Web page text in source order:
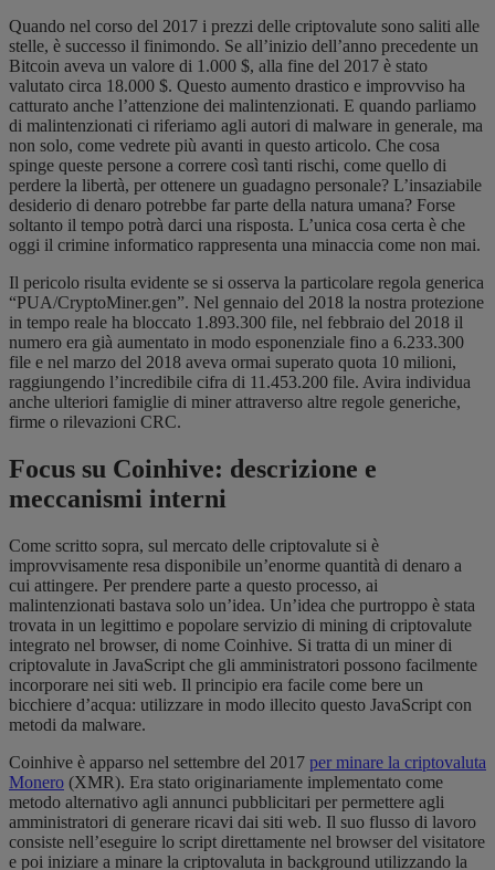
Quando nel corso del 2017 i prezzi delle criptovalute sono saliti alle
stelle, è successo il finimondo. Se all’inizio dell’anno precedente un
Bitcoin aveva un valore di 1.000 $, alla fine del 2017 è stato
valutato circa 18.000 $. Questo aumento drastico e improvviso ha
catturato anche l’attenzione dei malintenzionati. E quando parliamo
di malintenzionati ci riferiamo agli autori di malware in generale, ma
non solo, come vedrete più avanti in questo articolo. Che cosa
spinge queste persone a correre così tanti rischi, come quello di
perdere la libertà, per ottenere un guadagno personale? L’insaziabile
desiderio di denaro potrebbe far parte della natura umana? Forse
soltanto il tempo potrà darci una risposta. L’unica cosa certa è che
oggi il crimine informatico rappresenta una minaccia come non mai.
Il pericolo risulta evidente se si osserva la particolare regola generica
“PUA/CryptoMiner.gen”. Nel gennaio del 2018 la nostra protezione
in tempo reale ha bloccato 1.893.300 file, nel febbraio del 2018 il
numero era già aumentato in modo esponenziale fino a 6.233.300
file e nel marzo del 2018 aveva ormai superato quota 10 milioni,
raggiungendo l’incredibile cifra di 11.453.200 file. Avira individua
anche ulteriori famiglie di miner attraverso altre regole generiche,
firme o rilevazioni CRC.
Focus su Coinhive: descrizione e
meccanismi interni
Come scritto sopra, sul mercato delle criptovalute si è
improvvisamente resa disponibile un’enorme quantità di denaro a
cui attingere. Per prendere parte a questo processo, ai
malintenzionati bastava solo un’idea. Un’idea che purtroppo è stata
trovata in un legittimo e popolare servizio di mining di criptovalute
integrato nel browser, di nome Coinhive. Si tratta di un miner di
criptovalute in JavaScript che gli amministratori possono facilmente
incorporare nei siti web. Il principio era facile come bere un
bicchiere d’acqua: utilizzare in modo illecito questo JavaScript con
metodi da malware.
Coinhive è apparso nel settembre del 2017 per minare la criptovaluta
Monero (XMR). Era stato originariamente implementato come
metodo alternativo agli annunci pubblicitari per permettere agli
amministratori di generare ricavi dai siti web. Il suo flusso di lavoro
consiste nell’eseguire lo script direttamente nel browser del visitatore
e poi iniziare a minare la criptovaluta in background utilizzando la